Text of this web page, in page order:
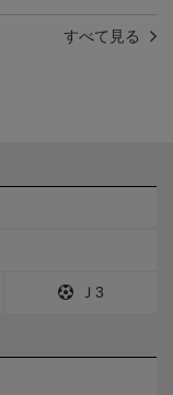
すべて見る
Ｊ3